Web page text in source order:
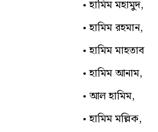
হামিম মহামুদ,
হামিম রহমান,
হামিম মাহতাব
হামিম আনাম,
আল হামিম,
হামিম মল্লিক,